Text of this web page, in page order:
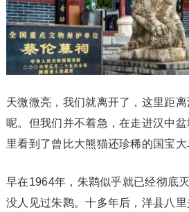
天微微亮，我们就离开了，这里距
呢。但我们并不着急，在走进汉中
里看到了曾比大熊猫还珍稀的国宝
早在1964年，朱鹮似乎就已经彻底
没人见过朱鹮。十多年后，洋县八